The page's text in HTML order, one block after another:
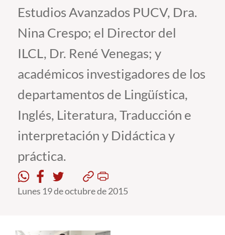
Formación Continua
Académicos
Funcionarios
Alumni
English
Estudios Avanzados PUCV, Dra.
Nina Crespo; el Director del
ILCL, Dr. René Venegas; y
académicos investigadores de los
departamentos de Lingüística,
Inglés, Literatura, Traducción e
interpretación y Didáctica y
práctica.
Lunes 19 de octubre de 2015